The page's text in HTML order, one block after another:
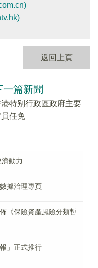
返回上頁
一篇新聞
港特别行政區政府主要
員任免
動力
據治理專頁
《保險資產風險分類暫
」正式推行